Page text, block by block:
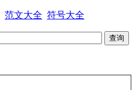
范文大全 符号大全